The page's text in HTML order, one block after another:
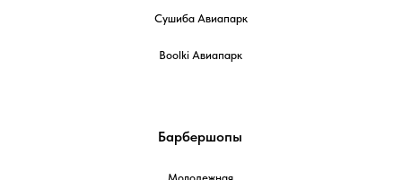
Барбершопы
Сушиба Авиапарк
Boolki Авиапарк